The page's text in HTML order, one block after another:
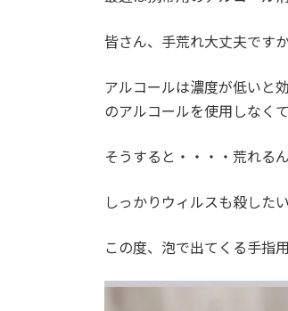
皆さん、手荒れ大丈夫です
アルコールは濃度が低いと
のアルコールを使用しなく
そうすると・・・・荒れる
しっかりウィルスも殺した
この度、泡で出てくる手指